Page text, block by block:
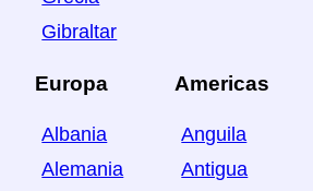
Gibraltar
Europa
Albania
Alemania
Americas
Anguila
Antigua